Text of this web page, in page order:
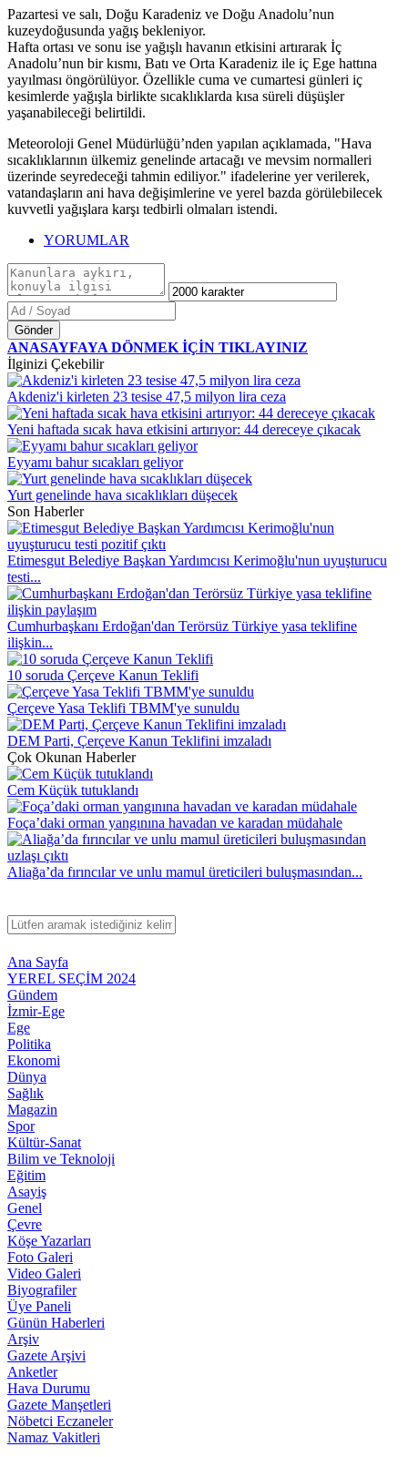
Pazartesi ve salı, Doğu Karadeniz ve Doğu Anadolu’nun
kuzeydoğusunda yağış bekleniyor.
Hafta ortası ve sonu ise yağışlı havanın etkisini artırarak İç
Anadolu’nun bir kısmı, Batı ve Orta Karadeniz ile iç Ege hattına
yayılması öngörülüyor. Özellikle cuma ve cumartesi günleri iç
kesimlerde yağışla birlikte sıcaklıklarda kısa süreli düşüşler
yaşanabileceği belirtildi.
Meteoroloji Genel Müdürlüğü’nden yapılan açıklamada, "Hava
sıcaklıklarının ülkemiz genelinde artacağı ve mevsim normalleri
üzerinde seyredeceği tahmin ediliyor." ifadelerine yer verilerek,
vatandaşların ani hava değişimlerine ve yerel bazda görülebilecek
kuvvetli yağışlara karşı tedbirli olmaları istendi.
YORUMLAR
Gönder
ANASAYFAYA DÖNMEK İÇİN TIKLAYINIZ
İlginizi Çekebilir
Akdeniz'i kirleten 23 tesise 47,5 milyon lira ceza
Yeni haftada sıcak hava etkisini artırıyor: 44 dereceye çıkacak
Eyyamı bahur sıcakları geliyor
Yurt genelinde hava sıcaklıkları düşecek
Son Haberler
Etimesgut Belediye Başkan Yardımcısı Kerimoğlu'nun uyuşturucu
testi...
Cumhurbaşkanı Erdoğan'dan Terörsüz Türkiye yasa teklifine
ilişkin...
10 soruda Çerçeve Kanun Teklifi
Çerçeve Yasa Teklifi TBMM'ye sunuldu
DEM Parti, Çerçeve Kanun Teklifini imzaladı
Çok Okunan Haberler
Cem Küçük tutuklandı
Foça’daki orman yangınına havadan ve karadan müdahale
Aliağa’da fırıncılar ve unlu mamul üreticileri buluşmasından...
Ana Sayfa
YEREL SEÇİM 2024
Gündem
İzmir-Ege
Ege
Politika
Ekonomi
Dünya
Sağlık
Magazin
Spor
Kültür-Sanat
Bilim ve Teknoloji
Eğitim
Asayiş
Genel
Çevre
Köşe Yazarları
Foto Galeri
Video Galeri
Biyografiler
Üye Paneli
Günün Haberleri
Arşiv
Gazete Arşivi
Anketler
Hava Durumu
Gazete Manşetleri
Nöbetci Eczaneler
Namaz Vakitleri